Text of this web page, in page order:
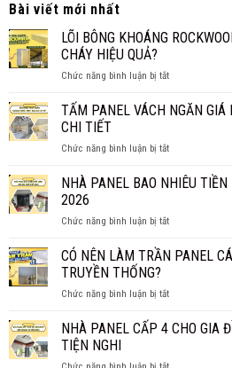
Bài viết mới nhất
LÕI BÔNG KHOÁNG
CHÁY HIỆU QUẢ?
Chức năng bình luận bị tắtở
BÔNG
CÓ
SỰ
HIỆU
TẤM PANEL VÁCH NGĂN GIÁ
CHI TIẾT
Chức năng bình luận bị tắtở
PANEL
GIÁ
NHIÊU
GIÁ
TIẾT
NHÀ PANEL BAO NHIÊU
2026
Chức năng bình luận bị tắtở
PANEL
TIỀN
BÁO
CÓ NÊN LÀM TRẦN PANEL
TRUYỀN THỐNG?
Chức năng bình luận bị tắtở
NÊN
NHÀ PANEL CẤP 4 CHO GIA
TIỆN NGHI